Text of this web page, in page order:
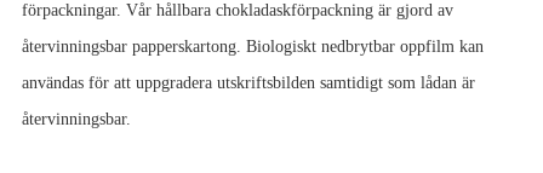
förpackningar. Vår hållbara chokladaskförpackning är gjord av
återvinningsbar papperskartong. Biologiskt nedbrytbar oppfilm kan
användas för att uppgradera utskriftsbilden samtidigt som lådan är
återvinningsbar.